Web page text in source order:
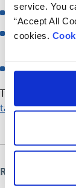
service. You
“Accept All
cookies.
Coláiste
Leigheas
Scoil an
Tuilleadh eolais
taighde.
Roinn an